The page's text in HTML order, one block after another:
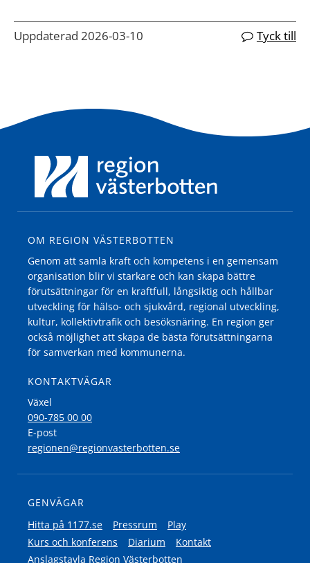
Uppdaterad 2026-03-10 Tyck till
OM REGION VÄSTERBOTTEN
Genom att samla kraft och kompetens i en gemensam
organisation blir vi starkare och kan skapa bättre
förutsättningar för en kraftfull, långsiktig och hållbar
utveckling för hälso- och sjukvård, regional utveckling,
kultur, kollektivtrafik och besöksnäring. En region ger
också möjlighet att skapa de bästa förutsättningarna
för samverkan med kommunerna.
KONTAKTVÄGAR
Växel
090-785 00 00
E-post
regionen@regionvasterbotten.se
GENVÄGAR
Hitta på 1177.se
Pressrum
Play
Kurs och konferens
Diarium
Kontakt
Anslagstavla Region Västerbotten